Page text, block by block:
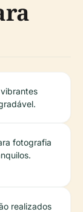
fotografia
realizados